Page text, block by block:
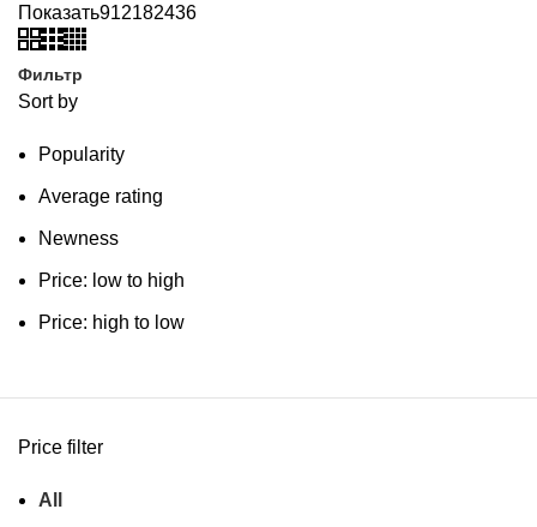
Показать912182436
Фильтр
Sort by
Popularity
Average rating
Newness
Price: low to high
Price: high to low
Price filter
All